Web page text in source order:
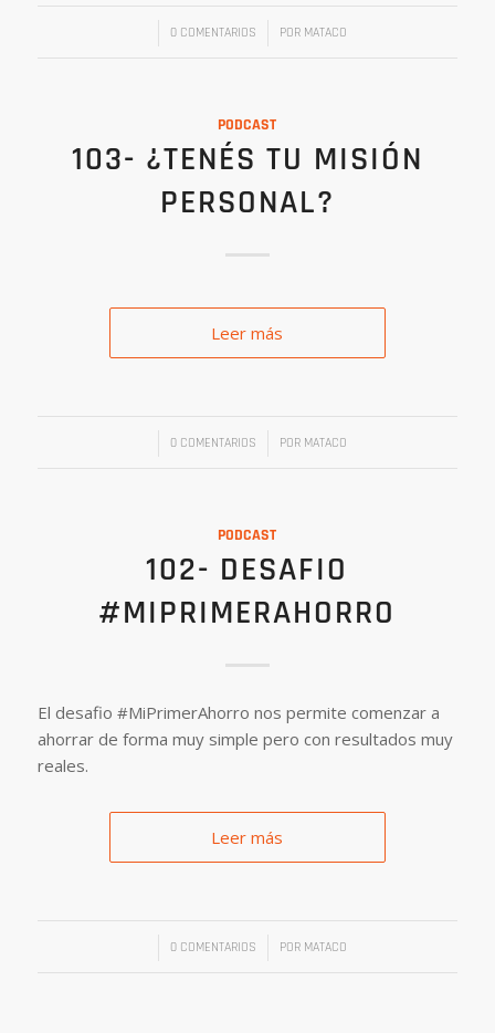
0 COMENTARIOS
/ POR MATACO
PODCAST
103- ¿TENÉS TU MISIÓN
PERSONAL?
Leer más
0 COMENTARIOS
/ POR MATACO
PODCAST
102- DESAFIO
#MIPRIMERAHORRO
El desafio #MiPrimerAhorro nos permite comenzar a
ahorrar de forma muy simple pero con resultados muy
reales.
Leer más
0 COMENTARIOS
/ POR MATACO